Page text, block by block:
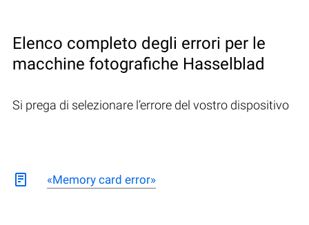
Elenco completo degli errori per le
macchine fotografiche Hasselblad
Si prega di selezionare l’errore del vostro dispositivo
«Memory card error»